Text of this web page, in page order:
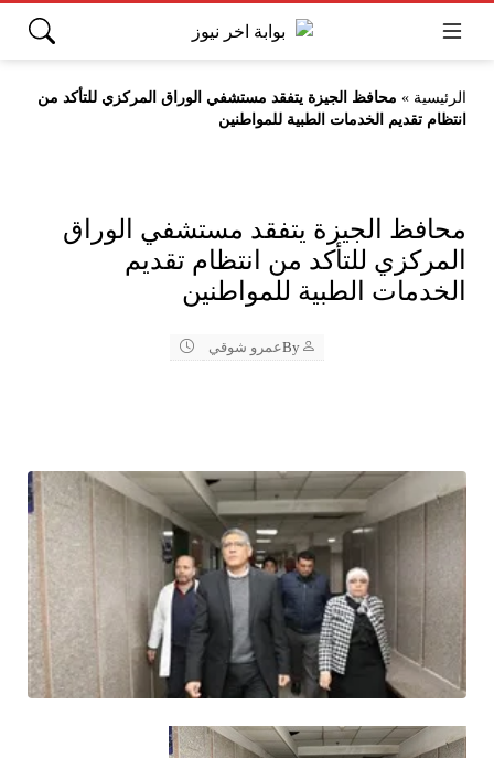
الرئيسية » محافظ الجيزة يتفقد مستشفي الوراق المركزي للتأكد من
انتظام تقديم الخدمات الطبية للمواطنين
محافظ الجيزة يتفقد مستشفي الوراق
المركزي للتأكد من انتظام تقديم
الخدمات الطبية للمواطنين
Byعمرو شوقي